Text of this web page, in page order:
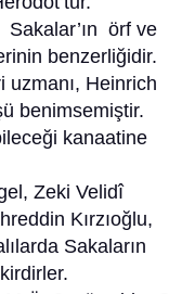
örf ve
benzerliğidir.
uzmanı, Heinrich
benimsemiştir.
kanaatine
Zeki Velidî
Kırzıoğlu,
Sakaların